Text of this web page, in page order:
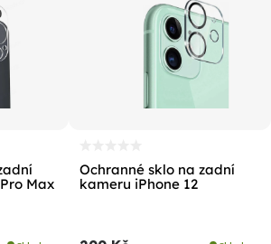
Max
Ochranné sklo na zadní
kameru iPhone 12